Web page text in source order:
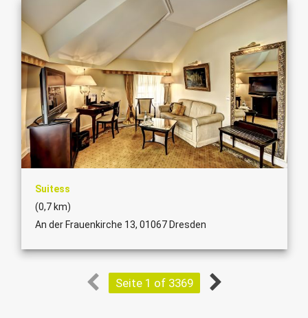
Suitess
(0,7 km)
An der Frauenkirche 13, 01067 Dresden
Seite 1 of 3369